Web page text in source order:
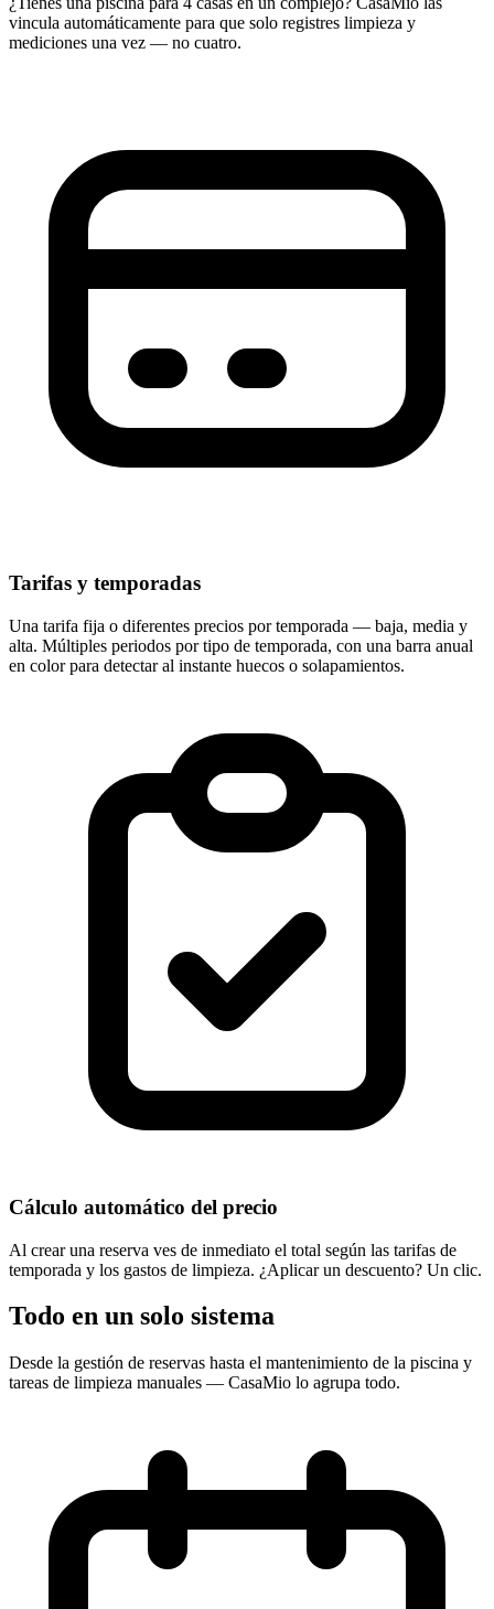
vincula automáticamente para que solo registres limpieza y
mediciones una vez — no cuatro.
Tarifas y temporadas
Una tarifa fija o diferentes precios por temporada — baja, media y
alta. Múltiples periodos por tipo de temporada, con una barra anual
en color para detectar al instante huecos o solapamientos.
Cálculo automático del precio
Al crear una reserva ves de inmediato el total según las tarifas de
temporada y los gastos de limpieza. ¿Aplicar un descuento? Un clic.
Todo en un solo sistema
Desde la gestión de reservas hasta el mantenimiento de la piscina y
tareas de limpieza manuales — CasaMio lo agrupa todo.